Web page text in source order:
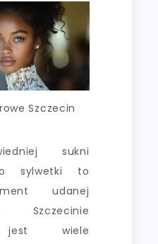
Szczecin
sukni
sylwetki to
udanej
Szczecinie
jest wiele